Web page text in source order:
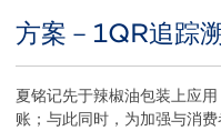
Title
方案－1QR追踪
Body
夏铭记先于辣椒油包装上应
账；与此同时，为加强与消